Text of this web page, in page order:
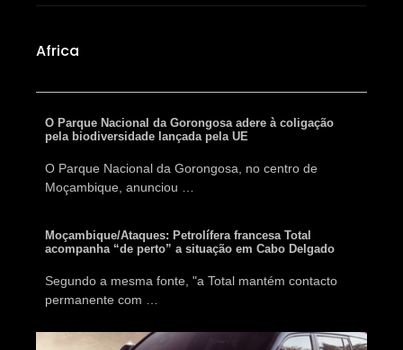
Africa
O Parque Nacional da Gorongosa adere à coligação
pela biodiversidade lançada pela UE
O Parque Nacional da Gorongosa, no centro de
Moçambique, anunciou …
Moçambique/Ataques: Petrolífera francesa Total
acompanha “de perto” a situação em Cabo Delgado
Segundo a mesma fonte, "a Total mantém contacto
permanente com …